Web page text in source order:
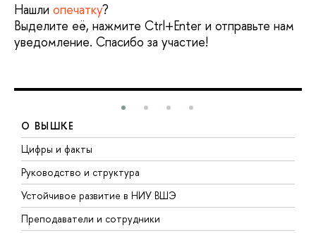
Нашли опечатку?
Выделите её, нажмите Ctrl+Enter и отправьте нам
уведомление. Спасибо за участие!
О ВЫШКЕ
Цифры и факты
Руководство и структура
Устойчивое развитие в НИУ ВШЭ
Преподаватели и сотрудники